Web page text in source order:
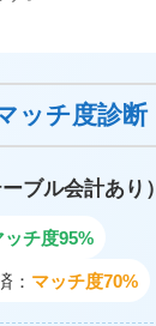
ッチ度診断
ブル会計あり）
ッチ度95%
： マッチ度70%